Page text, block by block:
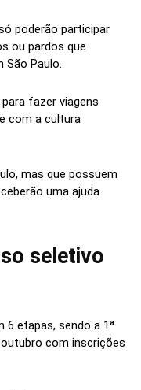
poderão participar
ou pardos que
São Paulo.
fazer viagens
com a cultura
mas que possuem
uma ajuda
seletivo
6 etapas, sendo a 1ª
com inscrições